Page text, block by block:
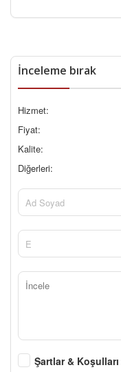
İnceleme bırak
Hizmet:
Fiyat:
Kalite:
Diğerleri:
Şartlar & Koşulları